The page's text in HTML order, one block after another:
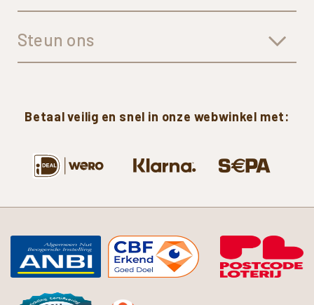
Steun ons
Betaal veilig en snel in onze webwinkel met: